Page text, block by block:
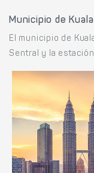
Municipio de
El municipio de
Sentral y la